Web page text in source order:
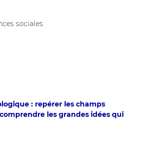
sociales
: repérer les champs
les grandes idées qui